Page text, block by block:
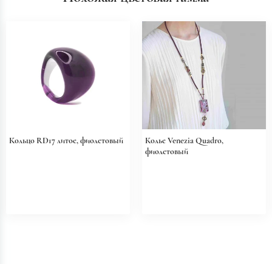
Кольцо RD17 литое, фиолетовый
Колье Venezia Quadro,
фиолетовый